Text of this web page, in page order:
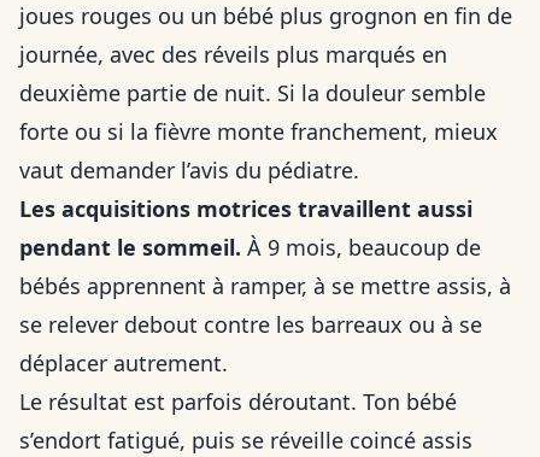
joues rouges ou un bébé plus grognon en fin de
journée, avec des réveils plus marqués en
deuxième partie de nuit. Si la douleur semble
forte ou si la fièvre monte franchement, mieux
vaut demander l’avis du pédiatre.
Les acquisitions motrices travaillent aussi
pendant le sommeil. À 9 mois, beaucoup de
bébés apprennent à ramper, à se mettre assis, à
se relever debout contre les barreaux ou à se
déplacer autrement.
Le résultat est parfois déroutant. Ton bébé
s’endort fatigué, puis se réveille coincé assis